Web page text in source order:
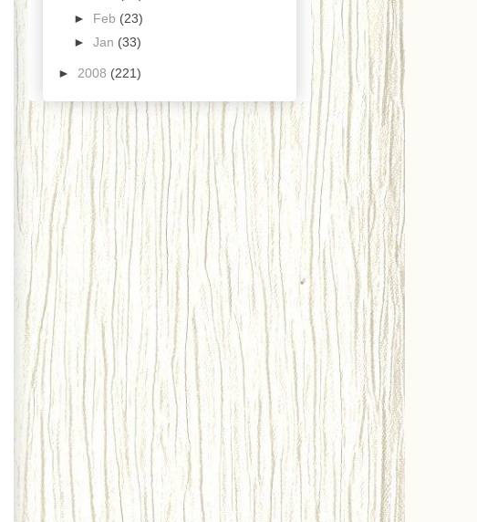
► Feb (23)
► Jan (33)
► 2008 (221)